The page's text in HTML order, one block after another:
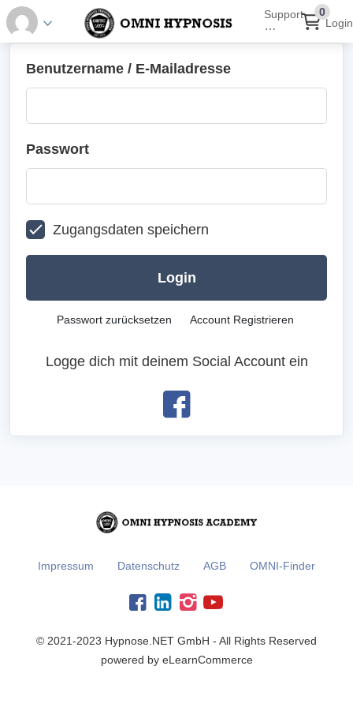
Support
⋯
0
Login
Benutzername / E-Mailadresse
Passwort
Zugangsdaten speichern
Login
Passwort zurücksetzen Account Registrieren
Logge dich mit deinem Social Account ein
Impressum Datenschutz AGB OMNI-Finder
© 2021-2023 Hypnose.NET GmbH - All Rights Reserved
powered by eLearnCommerce